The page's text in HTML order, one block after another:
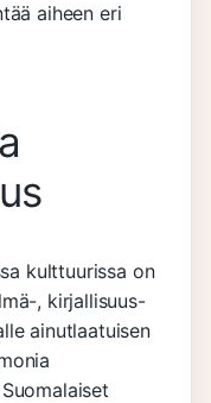
aiheen eri
kulttuurissa on
, kirjallisuus-
ainutlaatuisen